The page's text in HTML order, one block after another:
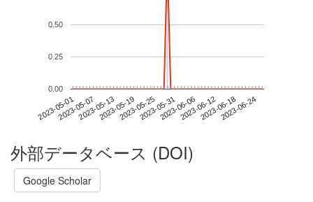
2023-05-012023-05-072023-05-132023-05-192023-05-252023-05-312023-06-062023-06-122023-06-182023-06-24
0.00
0.25
0.50
外部データベース (DOI)
Google Scholar